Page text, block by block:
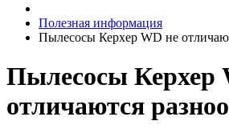
Полезная информация
Пылесосы Керхер WD не
Пылесосы Керхер
отличаются